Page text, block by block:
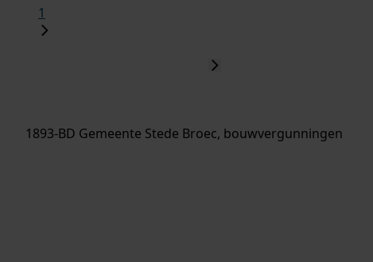
1
1893-BD Gemeente Stede Broec, bouwvergunningen